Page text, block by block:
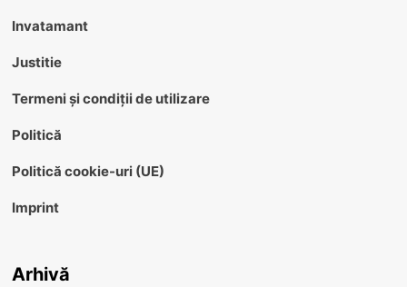
Invatamant
Justitie
Termeni și condiții de utilizare
Politică
Politică cookie-uri (UE)
Imprint
Arhivă